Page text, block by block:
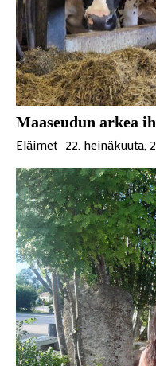
Maaseudun arkea
Eläimet 22. heinäkuuta,